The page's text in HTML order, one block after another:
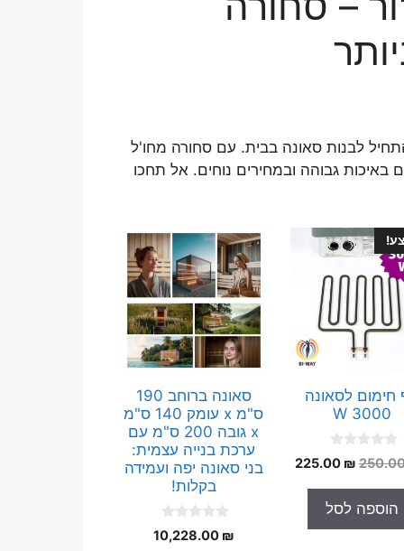
לבנות סאונה בבית. עם סחורה מחו'ל
באיכות גבוהה ובמחירים נוחים. אל תחכו
חימום לסאונה
3000 W
0
o
o
5
המחיר
היה:
250.00 ₪.
225.00 ₪
המחיר
הוספה לסל
סאונה ברוחב 190
ס"מ x עומק 140 ס"מ
x גובה 200 ס"מ עם
ערכת בנייה עצמית:
בני סאונה יפה ועמידה
בקלות!
0
o
10,228.00 ₪